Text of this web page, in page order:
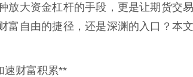
放大资金杠杆的手段，更是让期货交
富自由的捷径，还是深渊的入口？本
速财富积累**